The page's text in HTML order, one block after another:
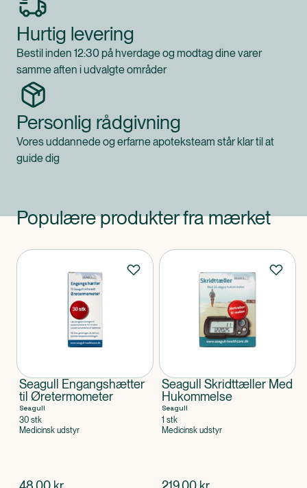
Hurtig levering
Bestil inden 12:30 på hverdage og modtag dine varer
samme aften i udvalgte områder
Personlig rådgivning
Vores uddannede og erfarne apoteksteam står klar til at
guide dig
Populære produkter fra mærket
Produkter
Seagull Engangshætter
til Øretermometer
Seagull
30 stk
Medicinsk udstyr
$nuværende pris
Seagull Skridttæller Med
Hukommelse
Seagull
1 stk
Medicinsk udstyr
$nuværende pris